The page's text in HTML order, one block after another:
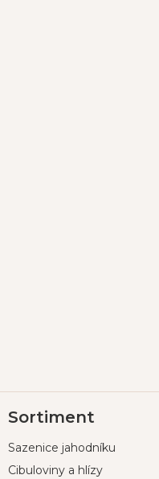
á
a
Sortiment
Sazenice jahodníku
Cibuloviny a hlízy